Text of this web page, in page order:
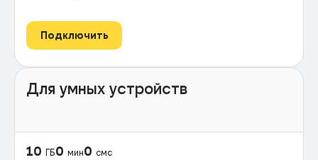
Подключить
Для умных устройств
10 ГБ0 мин0 смс